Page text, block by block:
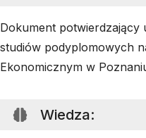
Dokument potwierdzający
studiów podyplomowych
Ekonomicznym w
Wiedza: